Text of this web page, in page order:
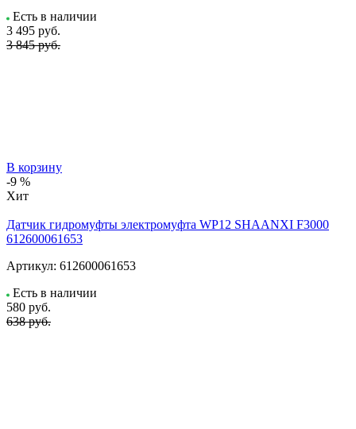
Есть в наличии
3 495 руб.
3 845 руб.
В корзину
-9 %
Хит
Датчик гидромуфты электромуфта WP12 SHAANXI F3000
612600061653
Артикул: 612600061653
Есть в наличии
580 руб.
638 руб.